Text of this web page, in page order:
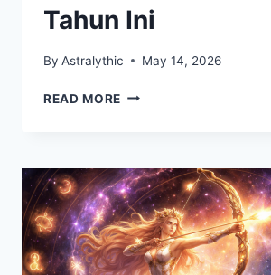
Tahun Ini
By Astralythic May 14, 2026
READ MORE LIBRA
MUDAH
MENARIK
PERHATIAN
DALAM
LINGKUNGAN
SOSIAL